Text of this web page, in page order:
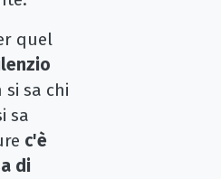
quel
si sa chi
sa
c'è
di